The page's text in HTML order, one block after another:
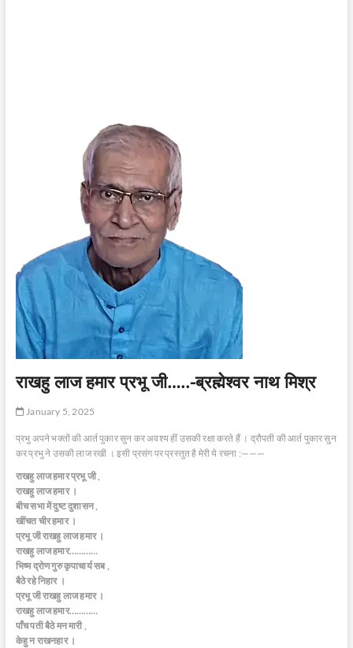
राखहु लाज हमार प्रभू जी…..-ब्रह्मेश्वर नाथ मिश्र
January 5, 2025
प्रभु अपने भक्तों की आर्त पुकार सुन कर अवश्य हीं उसकी रक्षा करते हैं । द्रौपती की आर्त पुकार सुन
कर प्रभु ने उसकी लाज रखी । इसी प्रसंग पर प्रस्तुत है मेरी ये रचना :———
राखहु लाज हमार प्रभू जी ,
राखहु लाज हमार ।
बीच सभा में दुष्ट दुशासन ,
खींचत चीर हमार ।
प्रभू जी राखहु लाज हमार ।
राखहु लाज हमार…………
भिष्म द्रोण गुरु कृपाचार्य सब ,
बैठे रहे निहार ।
प्रभू जी राखहु लाज हमार ।
राखहु लाज हमार…………
पाँच पती बैठे मन मारी ,
केहु न राखनहार ।